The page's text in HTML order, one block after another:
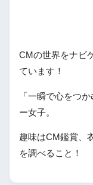
CMの世界をナビ
ています！
「一瞬で心をつ
ー女子。
趣味はCM鑑賞、
を調べること！